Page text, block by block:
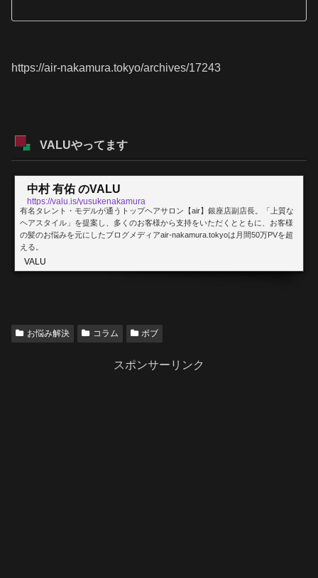
https://air-nakamura.tokyo/archives/17243
VALUやってます
中村 有佑 のVALU
https://valu.is/yusukenakamura
有名タレント・モデルが通うトップヘアサロン【air】銀座店副店長。「上質な
ヘアスタイル」を提案し、多くのお客様から支持をいただくとともに、お客様
の髪のお悩みを元にしたブログメディアair-nakamura.tokyoは月間50万PVを超
える。
VALU
お悩み解決 コラム ボブ
スポンサーリンク